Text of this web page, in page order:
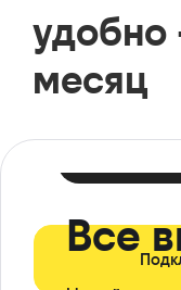
удобно
месяц
Все